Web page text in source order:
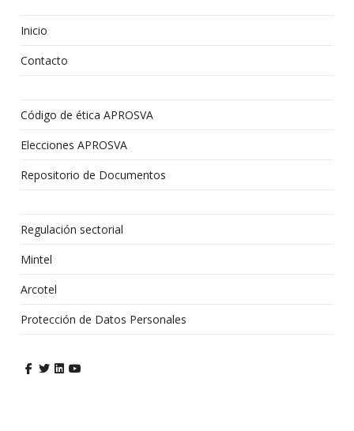
Inicio
Contacto
Código de ética APROSVA
Elecciones APROSVA
Repositorio de Documentos
Regulación sectorial
Mintel
Arcotel
Protección de Datos Personales